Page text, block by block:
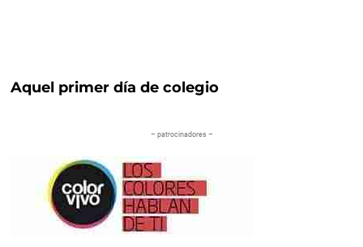
Aquel primer día de colegio
– patrocinadores –